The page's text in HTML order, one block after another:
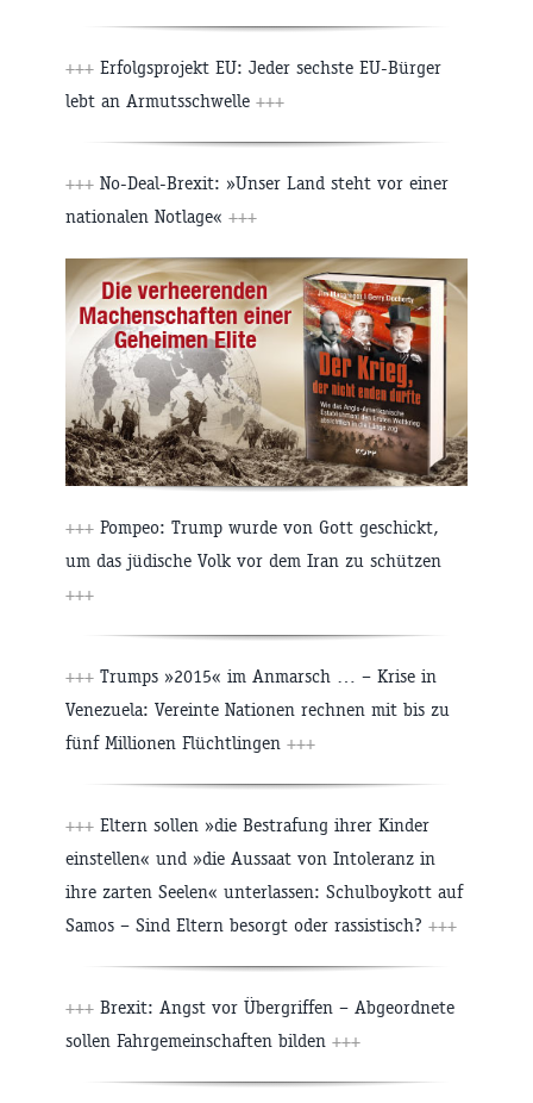
+++ Erfolgsprojekt EU: Jeder sechste EU-Bürger
lebt an Armutsschwelle +++
+++ No-Deal-Brexit: »Unser Land steht vor einer
nationalen Notlage« +++
+++ Pompeo: Trump wurde von Gott geschickt,
um das jüdische Volk vor dem Iran zu schützen
+++
+++ Trumps »2015« im Anmarsch … – Krise in
Venezuela: Vereinte Nationen rechnen mit bis zu
fünf Millionen Flüchtlingen +++
+++ Eltern sollen »die Bestrafung ihrer Kinder
einstellen« und »die Aussaat von Intoleranz in
ihre zarten Seelen« unterlassen: Schulboykott auf
Samos – Sind Eltern besorgt oder rassistisch? +++
+++ Brexit: Angst vor Übergriffen – Abgeordnete
sollen Fahrgemeinschaften bilden +++